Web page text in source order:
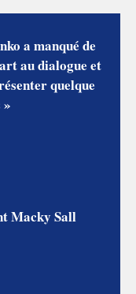
a manqué de
au dialogue et
quelque
»
Macky Sall